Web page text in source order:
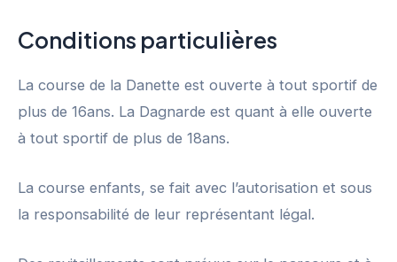
Conditions particulières
La course de la Danette est ouverte à tout sportif de
plus de 16ans. La Dagnarde est quant à elle ouverte
à tout sportif de plus de 18ans.
La course enfants, se fait avec l’autorisation et sous
la responsabilité de leur représentant légal.